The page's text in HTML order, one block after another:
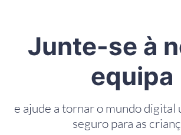
Junte-se à
equipa
e ajude a tornar o mundo digital
seguro para as